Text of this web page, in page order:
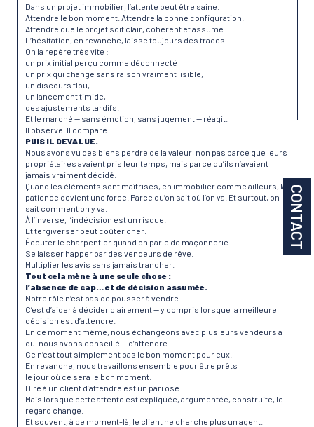
CONTACT
Dans un projet immobilier, l’attente peut être saine.
Attendre le bon moment. Attendre la bonne configuration.
Attendre que le projet soit clair, cohérent et assumé.
L’hésitation, en revanche, laisse toujours des traces.
On la repère très vite :
un prix initial perçu comme déconnecté
un prix qui change sans raison vraiment lisible,
un discours flou,
un lancement timide,
des ajustements tardifs.
Et le marché — sans émotion, sans jugement — réagit.
Il observe. Il compare.
PUIS IL DEVALUE.
Nous avons vu des biens perdre de la valeur, non pas parce que leurs
propriétaires avaient pris leur temps, mais parce qu’ils n’avaient
jamais vraiment décidé.
Quand les éléments sont maîtrisés, en immobilier comme ailleurs, la
patience devient une force. Parce qu’on sait où l’on va. Et surtout, on
sait comment on y va.
À l’inverse, l’indécision est un risque.
Et tergiverser peut coûter cher.
Écouter le charpentier quand on parle de maçonnerie.
Se laisser happer par des vendeurs de rêve.
Multiplier les avis sans jamais trancher.
Tout cela mène à une seule chose :
l’absence de cap… et de décision assumée.
Notre rôle n’est pas de pousser à vendre.
C’est d’aider à décider clairement — y compris lorsque la meilleure
décision est d’attendre.
En ce moment même, nous échangeons avec plusieurs vendeurs à
qui nous avons conseillé… d’attendre.
Ce n’est tout simplement pas le bon moment pour eux.
En revanche, nous travaillons ensemble pour être prêts
le jour où ce sera le bon moment.
Dire à un client d’attendre est un pari osé.
Mais lorsque cette attente est expliquée, argumentée, construite, le
regard change.
Et souvent, à ce moment-là, le client ne cherche plus un agent.